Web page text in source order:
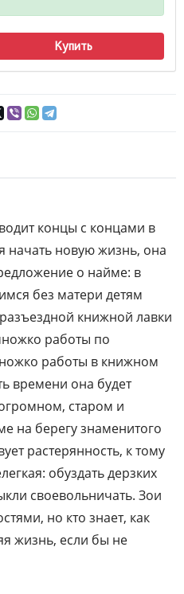
Купить
концы с концами в
начать новую жизнь, она
о найме: в
без матери детям
книжной лавки
работы по
работы в книжном
времени она будет
старом и
на берегу знаменитого
растерянность, к тому
обуздать дерзких
своевольничать. Зои
но кто знает, как
жизнь, если бы не